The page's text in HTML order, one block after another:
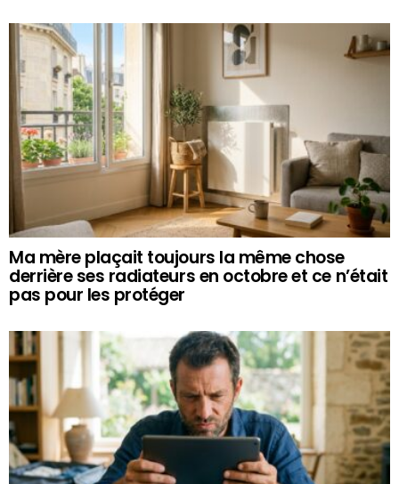
Ma mère plaçait toujours la même chose
derrière ses radiateurs en octobre et ce n’était
pas pour les protéger